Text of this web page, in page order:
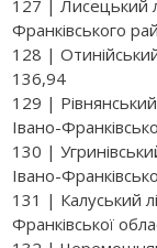
127 | Лисецький
Франківського
128 |
136,94
129 |
Івано-
130 |
Івано-
131 | Калуський
Франківської